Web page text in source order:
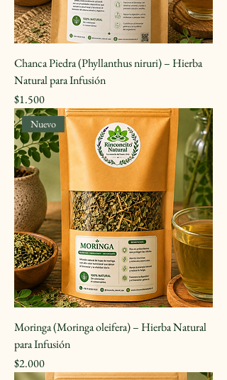
Chanca Piedra (Phyllanthus niruri) – Hierba
Natural para Infusión
Precio
$1.500
Nuevo
Moringa (Moringa oleifera) – Hierba Natural
para Infusión
Precio
$2.000